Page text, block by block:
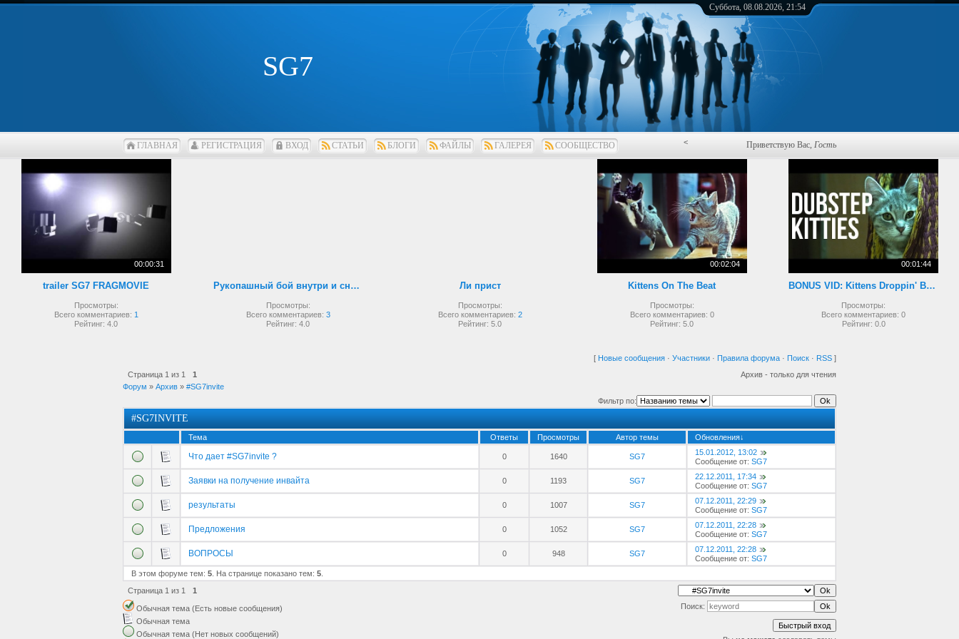
SG7
Суббота, 08.08.2026, 21:54
ГЛАВНАЯ РЕГИСТРАЦИЯ ВХОД СТАТЬИ БЛОГИ ФАЙЛЫ ГАЛЕРЕЯ СООБЩЕСТВО < Приветствую Вас, Гость
00:00:31
trailer SG7 FRAGMOVIE
Просмотры:
Всего комментариев: 1
Рейтинг: 4.0
Рукопашный бой внутри и снаружи
Просмотры:
Всего комментариев: 3
Рейтинг: 4.0
Ли прист
Просмотры:
Всего комментариев: 2
Рейтинг: 5.0
00:02:04
Kittens On The Beat
Просмотры:
Всего комментариев: 0
Рейтинг: 5.0
00:01:44
BONUS VID: Kittens Droppin' Beats
Просмотры:
Всего комментариев: 0
Рейтинг: 0.0
[ Новые сообщения · Участники · Правила форума · Поиск · RSS ]
Страница 1 из 1 1
Архив - только для чтения
Форум » Архив » #SG7invite
Фильтр по:
#SG7INVITE
Тема Ответы Просмотры Автор темы Обновления↓
Что дает #SG7invite ? 0 1640 SG7
15.01.2012, 13:02
Сообщение от: SG7
Заявки на получение инвайта 0 1193 SG7
22.12.2011, 17:34
Сообщение от: SG7
результаты 0 1007 SG7
07.12.2011, 22:29
Сообщение от: SG7
Предложения 0 1052 SG7
07.12.2011, 22:28
Сообщение от: SG7
ВОПРОСЫ 0 948 SG7
07.12.2011, 22:28
Сообщение от: SG7
В этом форуме тем: 5 . На странице показано тем: 5
Страница 1 из 1 1
Обычная тема (Есть новые сообщения)
Обычная тема
Обычная тема (Нет новых сообщений)
Поиск: